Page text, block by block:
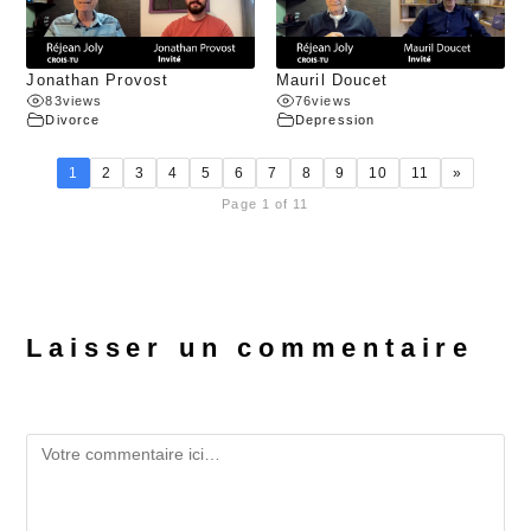
Jonathan Provost
83views
Divorce
Mauril Doucet
76views
Depression
1 2 3 4 5 6 7 8 9 10 11 »
Page 1 of 11
Laisser un commentaire